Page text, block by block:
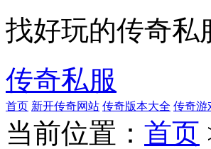
找好玩的传奇私
传奇私服
首页 新开传奇网站 传奇版本大全 传奇游
当前位置： 首页